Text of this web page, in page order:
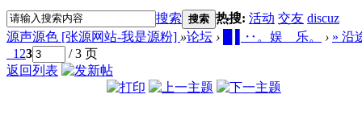
搜索 搜索 热搜: 活动 交友 discuz
源声源色 [张源网站-我是源粉] »论坛 › █ ▌‥。娱__乐。 › » 沿
1 23
/ 3 页
返回列表